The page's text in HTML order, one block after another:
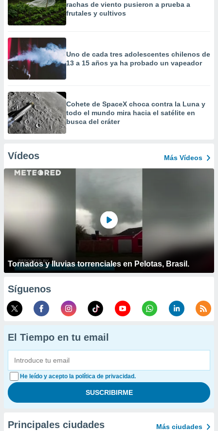
rachas de viento pusieron a prueba a
frutales y cultivos
Uno de cada tres adolescentes chilenos de
13 a 15 años ya ha probado un vapeador
Cohete de SpaceX choca contra la Luna y
todo el mundo mira hacia el satélite en
busca del cráter
Vídeos Más Vídeos
Tornados y lluvias torrenciales en Pelotas, Brasil.
Síguenos
El Tiempo en tu email
He leído y acepto la política de privacidad.
Principales ciudades Más ciudades